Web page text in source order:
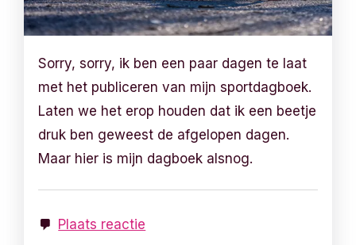
Sorry, sorry, ik ben een paar dagen te laat
met het publiceren van mijn sportdagboek.
Laten we het erop houden dat ik een beetje
druk ben geweest de afgelopen dagen.
Maar hier is mijn dagboek alsnog.
Plaats reactie